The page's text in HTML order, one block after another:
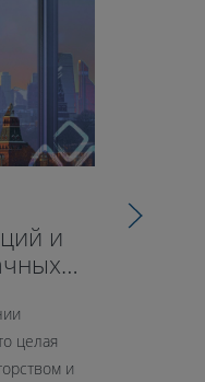
и
целая
и
71-й